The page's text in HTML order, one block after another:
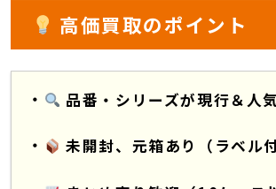
高価買取のポイント
品番・シリーズが現行＆人気
未開封、元箱あり（ラベル付